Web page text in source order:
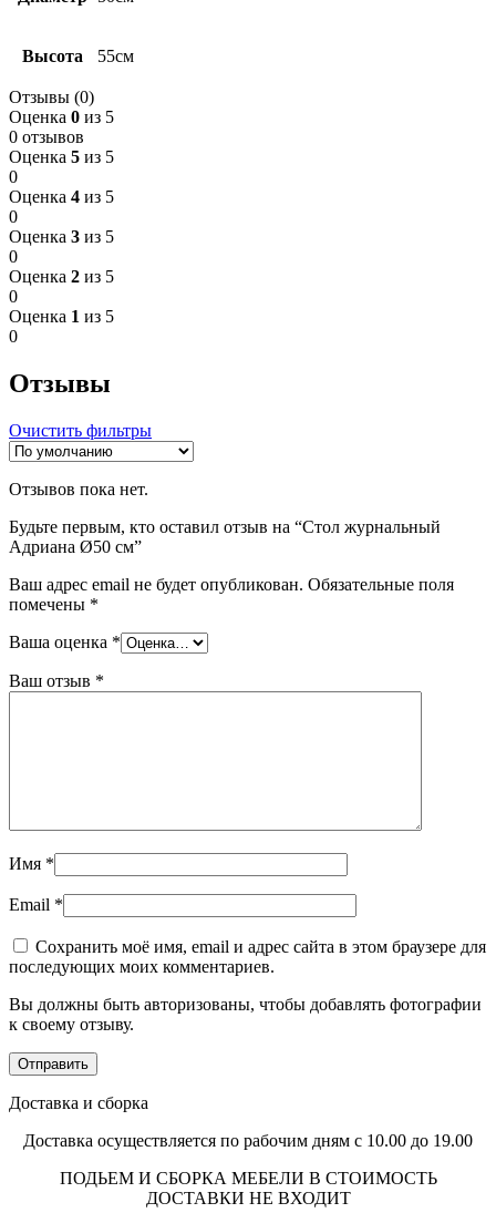
Высота 55см
Отзывы (0)
Оценка 0 из 5
0 отзывов
Оценка 5 из 5
0
Оценка 4 из 5
0
Оценка 3 из 5
0
Оценка 2 из 5
0
Оценка 1 из 5
0
Отзывы
Очистить фильтры
Отзывов пока нет.
Будьте первым, кто оставил отзыв на “Стол журнальный
Адриана Ø50 см”
Ваш адрес email не будет опубликован. Обязательные поля
помечены *
Ваша оценка *
Ваш отзыв *
Имя *
Email *
Сохранить моё имя, email и адрес сайта в этом браузере для
последующих моих комментариев.
Вы должны быть авторизованы, чтобы добавлять фотографии
к своему отзыву.
Доставка и сборка
Доставка осуществляется по рабочим дням с 10.00 до 19.00
ПОДЬЕМ И СБОРКА МЕБЕЛИ В СТОИМОСТЬ
ДОСТАВКИ НЕ ВХОДИТ